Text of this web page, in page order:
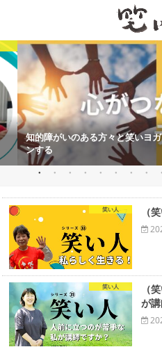
知的障がいのある方々と笑いヨ
ンする
笑い人
（
笑い人
（
が